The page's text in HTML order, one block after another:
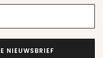
NIEUWSBRIEF